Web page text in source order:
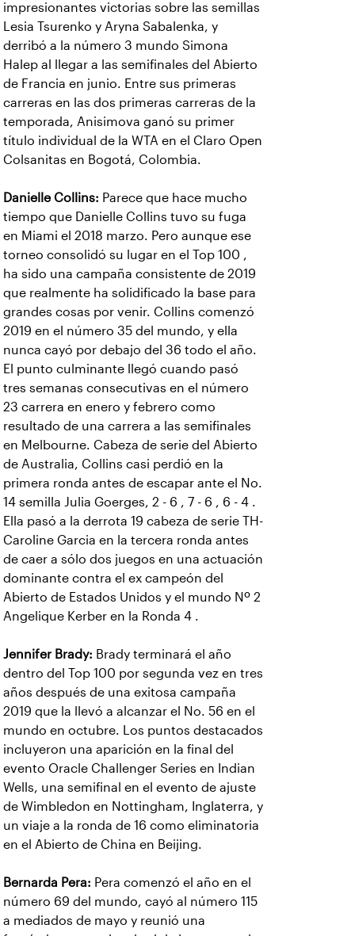
impresionantes victorias sobre las semillas
Lesia Tsurenko y Aryna Sabalenka, y
derribó a la número 3 mundo Simona
Halep al llegar a las semifinales del Abierto
de Francia en junio. Entre sus primeras
carreras en las dos primeras carreras de la
temporada, Anisimova ganó su primer
título individual de la WTA en el Claro Open
Colsanitas en Bogotá, Colombia.
Danielle Collins: Parece que hace mucho
tiempo que Danielle Collins tuvo su fuga
en Miami el 2018 marzo. Pero aunque ese
torneo consolidó su lugar en el Top 100 ,
ha sido una campaña consistente de 2019
que realmente ha solidificado la base para
grandes cosas por venir. Collins comenzó
2019 en el número 35 del mundo, y ella
nunca cayó por debajo del 36 todo el año.
El punto culminante llegó cuando pasó
tres semanas consecutivas en el número
23 carrera en enero y febrero como
resultado de una carrera a las semifinales
en Melbourne. Cabeza de serie del Abierto
de Australia, Collins casi perdió en la
primera ronda antes de escapar ante el No.
14 semilla Julia Goerges, 2 - 6 , 7 - 6 , 6 - 4 .
Ella pasó a la derrota 19 cabeza de serie TH-
Caroline Garcia en la tercera ronda antes
de caer a sólo dos juegos en una actuación
dominante contra el ex campeón del
Abierto de Estados Unidos y el mundo Nº 2
Angelique Kerber en la Ronda 4 .
Jennifer Brady: Brady terminará el año
dentro del Top 100 por segunda vez en tres
años después de una exitosa campaña
2019 que la llevó a alcanzar el No. 56 en el
mundo en octubre. Los puntos destacados
incluyeron una aparición en la final del
evento Oracle Challenger Series en Indian
Wells, una semifinal en el evento de ajuste
de Wimbledon en Nottingham, Inglaterra, y
un viaje a la ronda de 16 como eliminatoria
en el Abierto de China en Beijing.
Bernarda Pera: Pera comenzó el año en el
número 69 del mundo, cayó al número 115
a mediados de mayo y reunió una